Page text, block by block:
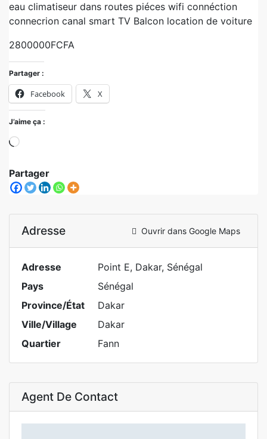
eau climatiseur dans routes piéces wifi connéction
connecrion canal smart TV Balcon location de voiture
2800000FCFA
Partager :
Facebook X
J’aime ça :
Partager
Adresse Ouvrir dans Google Maps
Adresse
Point E, Dakar, Sénégal
Pays
Sénégal
Province/État
Dakar
Ville/Village
Dakar
Quartier
Fann
Agent De Contact